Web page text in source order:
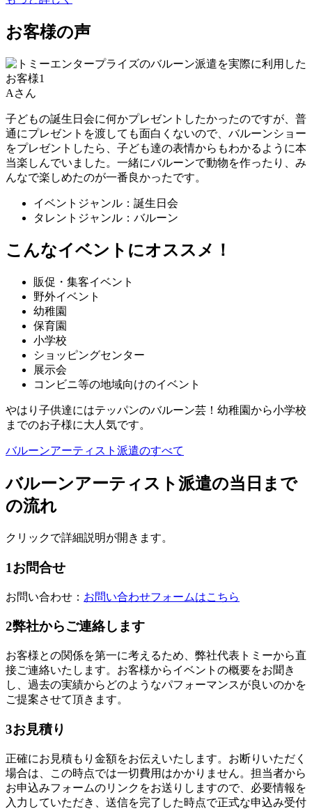
お客様の声
Aさん
子どもの誕生日会に何かプレゼントしたかったのですが、普
通にプレゼントを渡しても面白くないので、バルーンショー
をプレゼントしたら、子ども達の表情からもわかるように本
当楽しんでいました。一緒にバルーンで動物を作ったり、み
んなで楽しめたのが一番良かったです。
イベントジャンル：誕生日会
タレントジャンル：バルーン
こんなイベントにオススメ！
販促・集客イベント
野外イベント
幼稚園
保育園
小学校
ショッピングセンター
展示会
コンビニ等の地域向けのイベント
やはり子供達にはテッパンのバルーン芸！幼稚園から小学校
までのお子様に大人気です。
バルーンアーティスト派遣のすべて
バルーンアーティスト派遣の当日まで
の流れ
クリックで詳細説明が開きます。
1お問合せ
お問い合わせ： お問い合わせフォームはこちら
2弊社からご連絡します
お客様との関係を第一に考えるため、弊社代表トミーから直
接ご連絡いたします。お客様からイベントの概要をお聞き
し、過去の実績からどのようなパフォーマンスが良いのかを
ご提案させて頂きます。
3お見積り
正確にお見積もり金額をお伝えいたします。お断りいただく
場合は、この時点では一切費用はかかりません。担当者から
お申込みフォームのリンクをお送りしますので、必要情報を
入力していただき、送信を完了した時点で正式な申込み受付